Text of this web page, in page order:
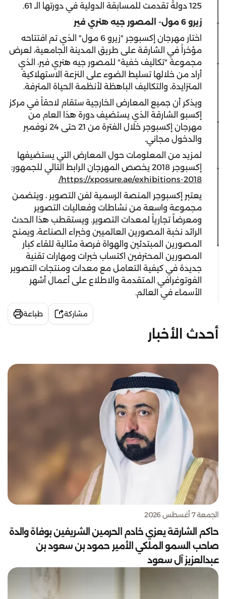
125 دولةً تقدمت للمسابقة الدولية في دورتها الـ 61.
زيرو 6 مول- المصور جيه هنري فير
اختار مهرجان إكسبوجر "زيرو 6 مول" الذي تم افتتاحه
مؤخراً في الشارقة على طريق المدينة الجامعية، لعرض
مجموعة "تكاليف خفية" للمصور جيه هنري فير، الذي
أراد من خلالها تسليط الضوء على النزعة الاستهلاكية
المتزايدة، والتكاليف الباهظة لأنظمة الحياة المترفة.
ويذكر أن جميع المعارض الخارجية ستقام لاحقاً في مركز
إكسبو الشارقة الذي يستضيف دورة هذا العام من
مهرجان إكسبوجر خلال الفترة من 21 حتى 24 نوفمبر
والدخول مجاني.
لمزيد من المعلومات حول المعارض التي يستضيفها
إكسبوجر 2018 يخصص المهرجان الرابط التالي للجمهور:
https://xposure.ae/exhibitions-2018/
يعتبر إكسبوجر المنصة الرسمية لفن التصوير ، ويتضمن
مجموعة واسعة من نشاطات وفعاليات التصوير
ومعرضاً تجارياً لمعدات التصوير. ويستقطب هذا الحدث
الرائد نخبة المصورين العالميين وخبراء الصناعة، ويمنح
المصورين المبتدئين والهواة فرصة مثالية للقاء كبار
المصورين المحترفين اكتساب خبرات ومهارات تقنية
جديدة في كيفية التعامل مع معدات ومنتجات التصوير
الفوتوغرافي المتقدمة والاطلاع على أعمال أشهر
الأسماء في العالم.
مشاركة طباعة
أحدث الأخبار
الجمعة 7 أغسطس 2026
حاكم الشارقة يعزي خادم الحرمين الشريفين بوفاة والدة
صاحب السمو الملكي الأمير حمود بن سعود بن
عبدالعزيز آل سعود